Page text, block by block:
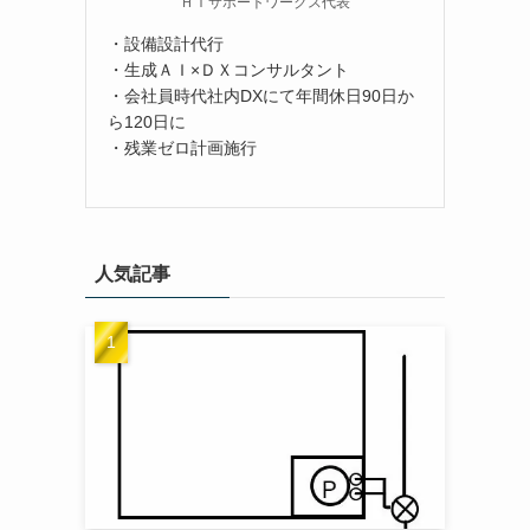
・設備設計代行
・生成ＡＩ×ＤＸコンサルタント
・会社員時代社内DXにて年間休日90日か
ら120日に
・残業ゼロ計画施行
人気記事